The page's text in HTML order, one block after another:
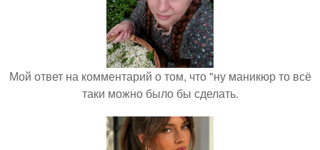
Мой ответ на комментарий о том, что "ну маникюр то всё
таки можно было бы сделать.